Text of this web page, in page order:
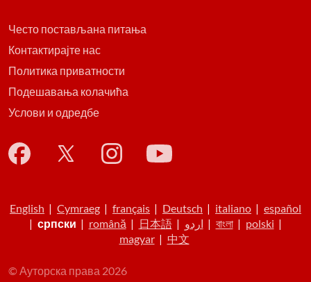
Често постављана питања
Контактирајте нас
Политика приватности
Подешавања колачића
Услови и одредбе
English | Cymraeg | français | Deutsch | italiano | español
| српски | română | 日本語| اردو | বাংলা| polski |
magyar| 中文
© Ауторска права 2026